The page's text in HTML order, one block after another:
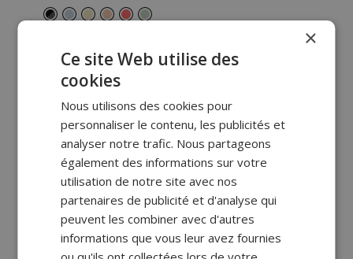
BLOC DE
×
Ce site Web utilise des
cookies
Nous utilisons des cookies pour
personnaliser le contenu, les publicités et
analyser notre trafic. Nous partageons
également des informations sur votre
utilisation de notre site avec nos
partenaires de publicité et d'analyse qui
peuvent les combiner avec d'autres
informations que vous leur avez fournies